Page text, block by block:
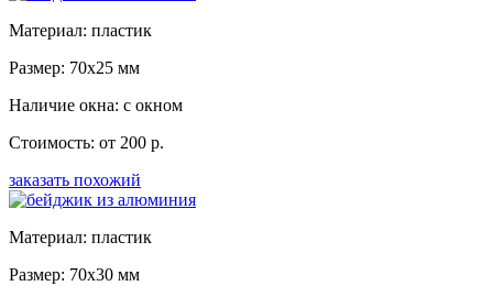
Материал: пластик
Размер: 70x25 мм
Наличие окна: с окном
Стоимость: от 200 р.
заказать похожий
Материал: пластик
Размер: 70x30 мм